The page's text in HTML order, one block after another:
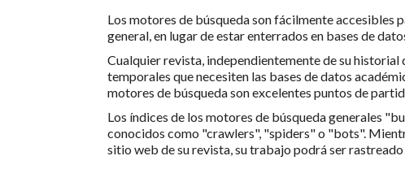
Los motores de búsqueda son fácilmente accesibles
general, en lugar de estar enterrados en bases de
Cualquier revista, independientemente de su
temporales que necesiten las bases de datos
motores de búsqueda son excelentes puntos de
Los índices de los motores de búsqueda generales
conocidos como "crawlers", "spiders" o "bots".
sitio web de su revista, su trabajo podrá ser